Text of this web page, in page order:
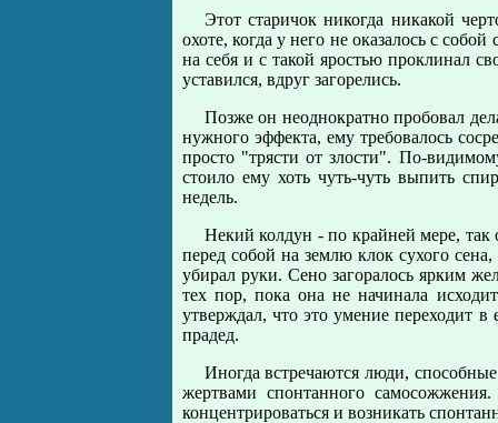
Этот старичок никогда никакой
охоте, когда у него не оказалось с
на себя и с такой яростью проклинал
уставился, вдруг загорелись.
Позже он неоднократно пробовал
нужного эффекта, ему требовалось
просто "трясти от злости". По-
стоило ему хоть чуть-чуть выпить
недель.
Некий колдун - по крайней мере,
перед собой на землю клок сухого
убирал руки. Сено загоралось ярким
тех пор, пока она не начинала
утверждал, что это умение переходит
прадед.
Иногда встречаются люди, способные
жертвами спонтанного
концентрироваться и возникать